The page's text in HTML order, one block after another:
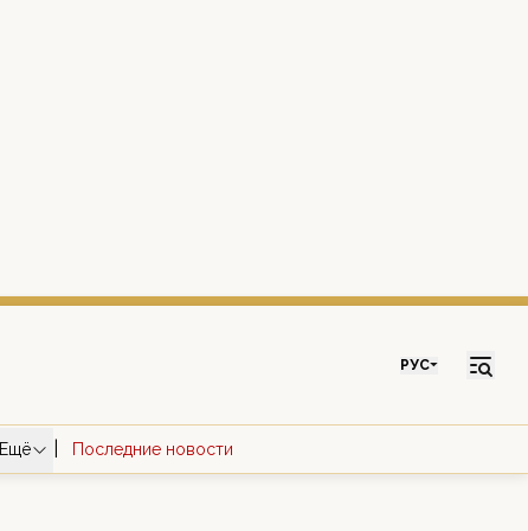
РУС
Ещё Последние новости